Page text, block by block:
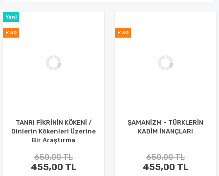
%30
Yeni
TANRI FİKRİNİN KÖKENİ /
Dinlerin Kökenleri Üzerine
Bir Araştırma
650,00 TL
455,00 TL
%30
ŞAMANİZM - TÜRKLERİN
KADİM İNANÇLARI
650,00 TL
455,00 TL